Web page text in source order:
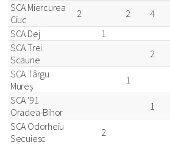
SCA Miercurea
Ciuc
2 2 4
SCA Dej
1
SCA Trei
Scaune
2
SCA Târgu
Mureș
1
SCA '91
Oradea-Bihor
1
SCA Odorheiu
Secuiesc
2